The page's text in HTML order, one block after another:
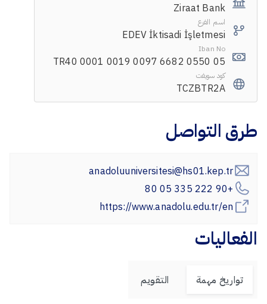
Ziraat Bank
اسم الفرع
EDEV İktisadi İşletmesi
Iban No
TR40 0001 0019 0097 6682 0550 05
كود سويفت
TCZBTR2A
طرق التواصل
anadoluuniversitesi@hs01.kep.tr
+90 222 335 05 80
https://www.anadolu.edu.tr/en
الفعاليات
تواريخ مهمة التقويم